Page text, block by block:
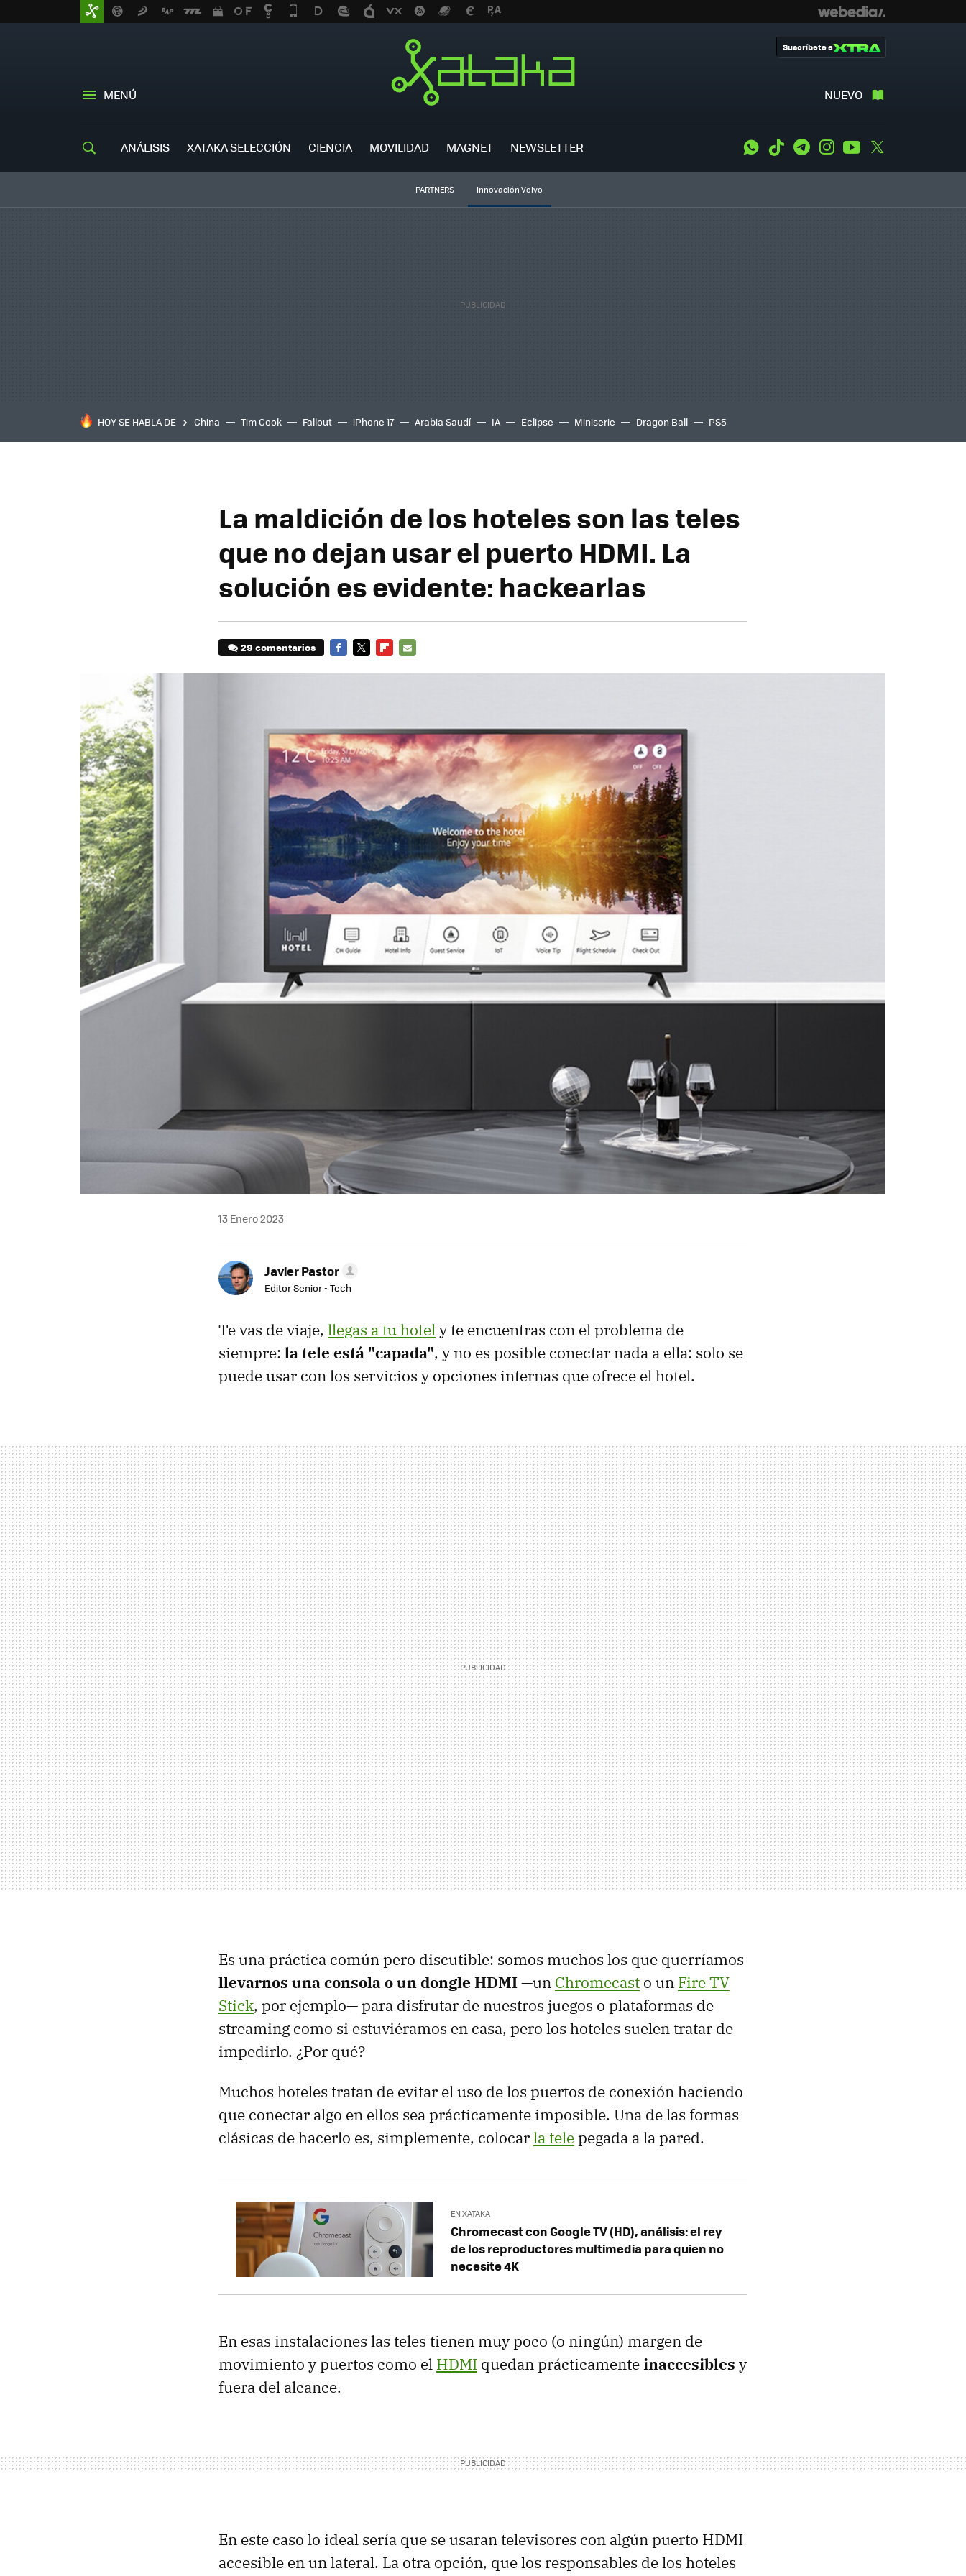
MENÚ NUEVO
Suscríbete a
ANÁLISIS XATAKA SELECCIÓN CIENCIA MOVILIDAD MAGNET NEWSLETTER WhatsApp
Tiktok TelegramInstagramYoutube
PARTNERS Innovación Volvo
HOY SE HABLA DE China Tim Cook Fallout iPhone 17 Arabia Saudí IA Eclipse Miniserie Dragon Ball PS5
La maldición de los hoteles son las teles
que no dejan usar el puerto HDMI. La
solución es evidente: hackearlas
29 comentarios
13 Enero 2023
Javier Pastor
Editor Senior - Tech
Te vas de viaje, llegas a tu hotely te encuentras con el problema de
siempre: la tele está "capada", y no es posible conectar nada a ella: solo se
puede usar con los servicios y opciones internas que ofrece el hotel.
Es una práctica común pero discutible: somos muchos los que querríamos
llevarnos una consola o un dongle HDMI—un Chromecast o un Fire TV
Stick, por ejemplo— para disfrutar de nuestros juegos o plataformas de
streaming como si estuviéramos en casa, pero los hoteles suelen tratar de
impedirlo. ¿Por qué?
Muchos hoteles tratan de evitar el uso de los puertos de conexión haciendo
que conectar algo en ellos sea prácticamente imposible. Una de las formas
clásicas de hacerlo es, simplemente, colocarla telepegada a la pared.
EN XATAKA
Chromecast con Google TV (HD), análisis: el rey
de los reproductores multimedia para quien no
necesite 4K
En esas instalaciones las teles tienen muy poco (o ningún) margen de
movimiento y puertos como el HDMI quedan prácticamenteinaccesibles y
fuera del alcance.
En este caso lo ideal sería que se usaran televisores con algún puerto HDMI
accesible en un lateral. La otra opción, que los responsables de los hoteles